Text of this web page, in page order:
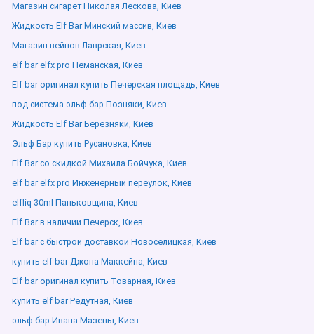
Магазин сигарет Николая Лескова, Киев
Жидкость Elf Bar Минский массив, Киев
Магазин вейпов Лаврская, Киев
elf bar elfx pro Неманская, Киев
Elf bar оригинал купить Печерская площадь, Киев
под система эльф бар Позняки, Киев
Жидкость Elf Bar Березняки, Киев
Эльф Бар купить Русановка, Киев
Elf Bar со скидкой Михаила Бойчука, Киев
elf bar elfx pro Инженерный переулок, Киев
elfliq 30ml Паньковщина, Киев
Elf Bar в наличии Печерск, Киев
Elf bar с быстрой доставкой Новоселицкая, Киев
купить elf bar Джона Маккейна, Киев
Elf bar оригинал купить Товарная, Киев
купить elf bar Редутная, Киев
эльф бар Ивана Мазепы, Киев